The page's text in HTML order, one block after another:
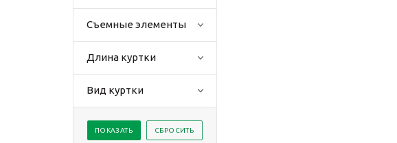
Съемные элементы
Длина куртки
Вид куртки